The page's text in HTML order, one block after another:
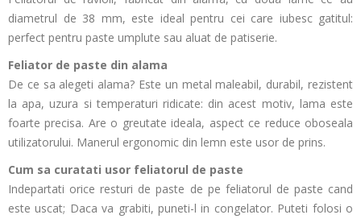
diametrul de 38 mm, este ideal pentru cei care iubesc gatitul:
perfect pentru paste umplute sau aluat de patiserie.
Feliator de paste din alama
De ce sa alegeti alama? Este un metal maleabil, durabil, rezistent
la apa, uzura si temperaturi ridicate: din acest motiv, lama este
foarte precisa. Are o greutate ideala, aspect ce reduce oboseala
utilizatorului. Manerul ergonomic din lemn este usor de prins.
Cum sa curatati usor feliatorul de paste
Indepartati orice resturi de paste de pe feliatorul de paste cand
este uscat; Daca va grabiti, puneti-l in congelator. Puteti folosi o